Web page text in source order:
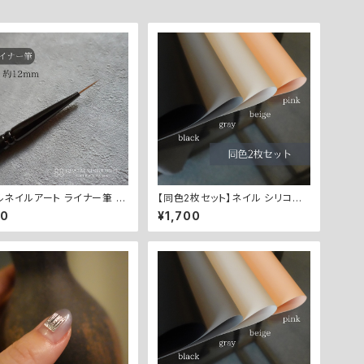
ネイルアート ライナー筆 12
ップ付き
【同色2枚セット】ネイル シリコン
マット 施術マット【 全4色 】ベージ
ュ / グレー / ブラック / ピンク
¥1,700